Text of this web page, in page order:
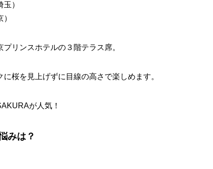
）
リンスホテルの３階テラス席。
桜を見上げずに目線の高さで楽しめます。
が人気！
みは？